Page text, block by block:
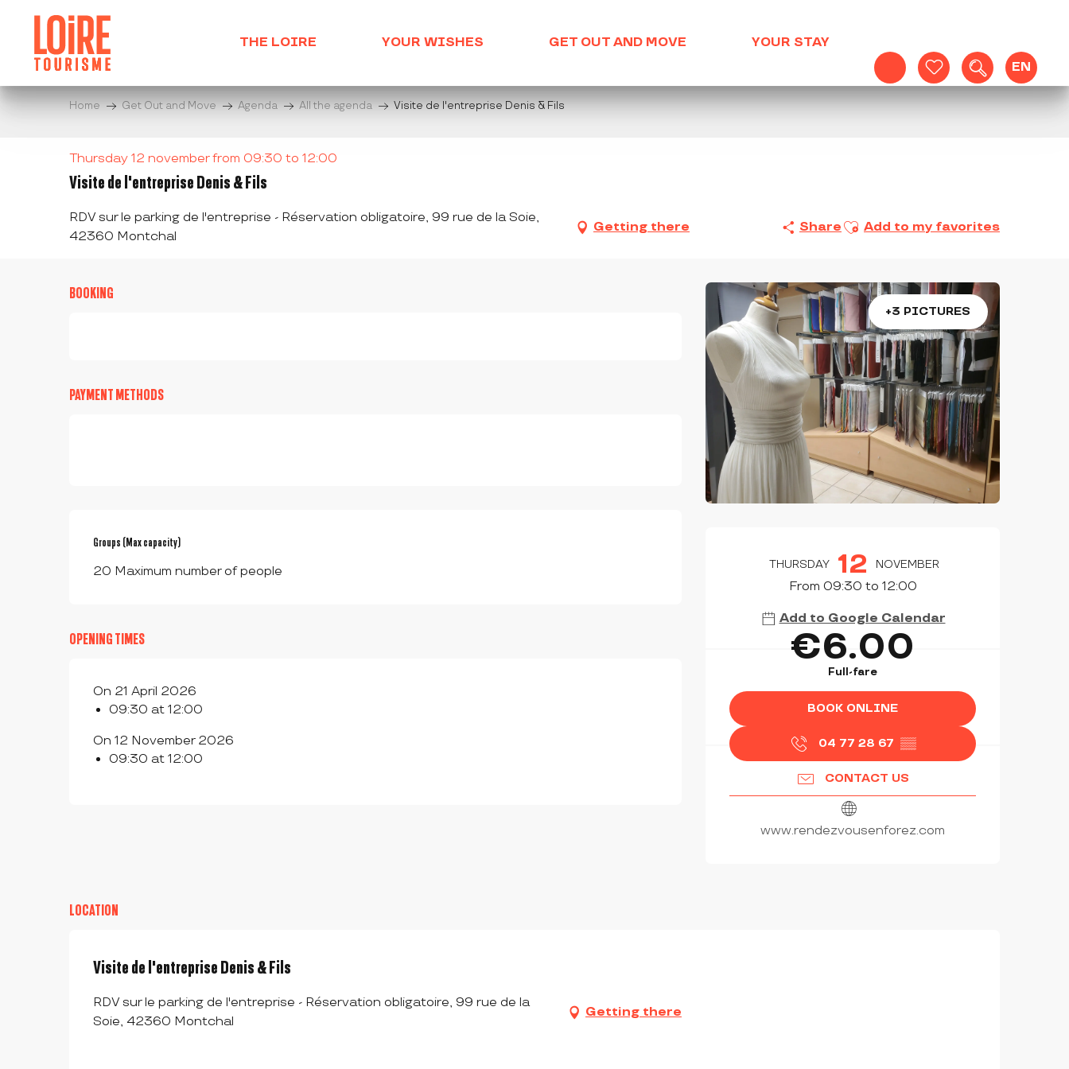
contenu
principal
Voir les favoris
Search
EN
THE LOIRE YOUR WISHES GET OUT AND MOVE YOUR STAY
Home Get Out and Move Agenda All the agenda Visite de l'entreprise Denis & Fils
Thursday 12 november from 09:30 to 12:00
Visite de l'entreprise Denis & Fils
RDV sur le parking de l'entreprise - Réservation obligatoire, 99 rue de la Soie,
42360 Montchal
Getting there Share Ajouter aux favoris
Add to my favorites
+3 PICTURES
OPENING HOURS &
THURSDAY 12 NOVEMBER
From 09:30 to 12:00
Add to Google Calendar
€6.00
Full-fare
BOOK ONLINE
04 77 28 67 ▒▒
CONTACT US
www.rendezvousenforez.com
BOOKING
PAYMENT METHODS
Groups (Max capacity)
Groups (Max capacity)
20 Maximum number of people
OPENING TIMES
On 21 April 2026
09:30 at 12:00
On 12 November 2026
09:30 at 12:00
LOCATION
Visite de l'entreprise Denis & Fils
RDV sur le parking de l'entreprise - Réservation obligatoire, 99 rue de la
Soie, 42360 Montchal
Getting there